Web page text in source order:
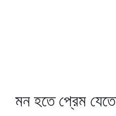
মন হতে প্রেম